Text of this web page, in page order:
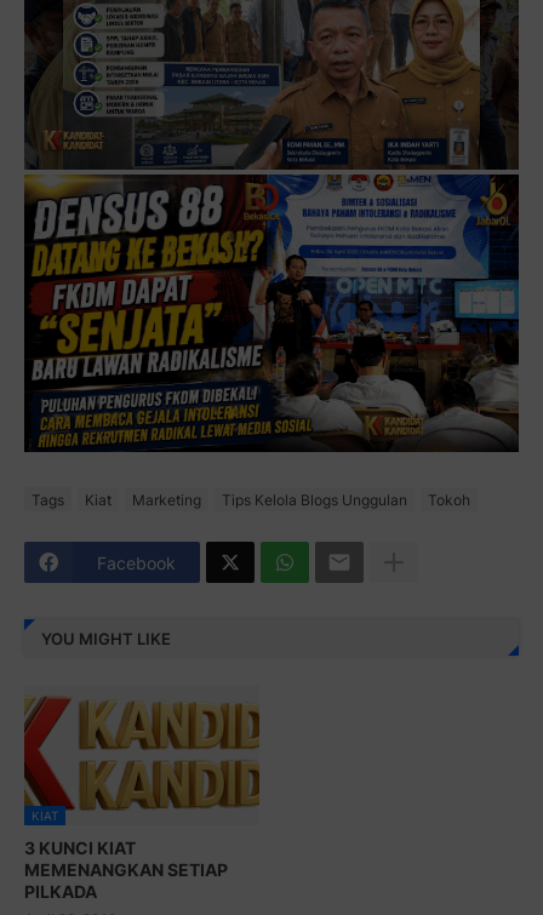
Tags Kiat Marketing Tips Kelola Blogs Unggulan Tokoh
Facebook
YOU MIGHT LIKE
KIAT
3 KUNCI KIAT
MEMENANGKAN SETIAP
PILKADA